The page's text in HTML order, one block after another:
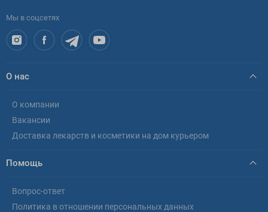
Мы в соцсетях
О нас
О компании
Вакансии
Доставка лекарств и косметики на дом курьером
Помощь
Вопрос-ответ
Политика в отношении персональных данных